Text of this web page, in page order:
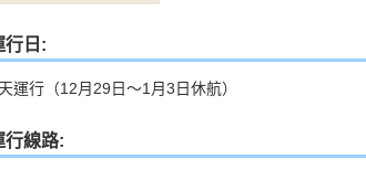
行日:
運行（12月29日～1月3日休航）
行線路: